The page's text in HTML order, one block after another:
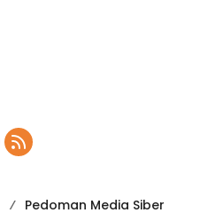
Pedoman Media Siber